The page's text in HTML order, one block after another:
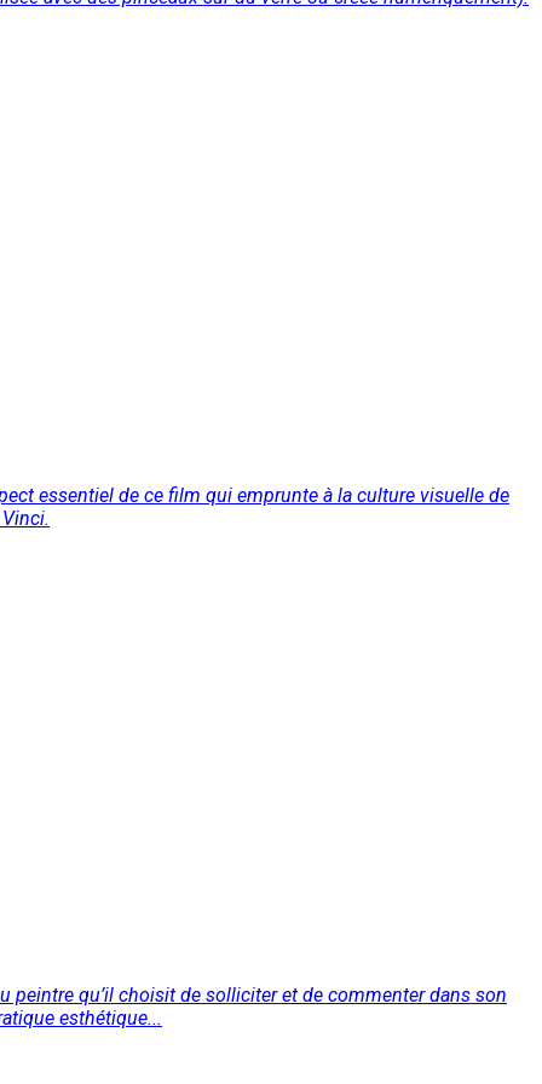
essentiel de ce film qui emprunte à la culture visuelle de
peintre qu’il choisit de solliciter et de commenter dans son
esthétique...